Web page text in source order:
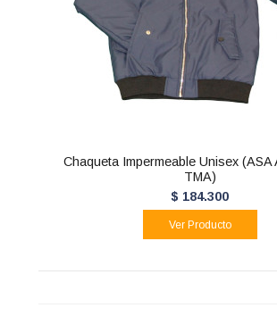
Chaqueta Impermeable Unisex (ASA
TMA)
$ 184.300
Ver Producto